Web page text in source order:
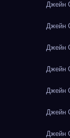
Джейн
Джейн
Джейн
Джейн
Джейн
Джейн
Джейн